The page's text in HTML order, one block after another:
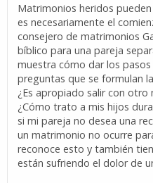
Matrimonios heridos
es necesariamente el
consejero de matrimonios
bíblico para una pareja
muestra cómo dar los
preguntas que se formulan
¿Es apropiado salir con
¿Cómo trato a mis hijos
si mi pareja no desea una
un matrimonio no ocurre
reconoce esto y también
están sufriendo el dolor de